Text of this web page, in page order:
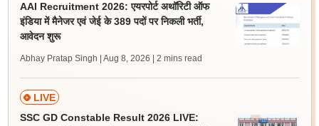
AAI Recruitment 2026: एयरपोर्ट अथॉरिटी ऑफ
इंडिया में मैनेजर एवं जेई के 389 पदों पर निकली भर्ती,
आवेदन शुरू
Abhay Pratap Singh | Aug 8, 2026 | 2 mins read
LIVE
SSC GD Constable Result 2026 LIVE: